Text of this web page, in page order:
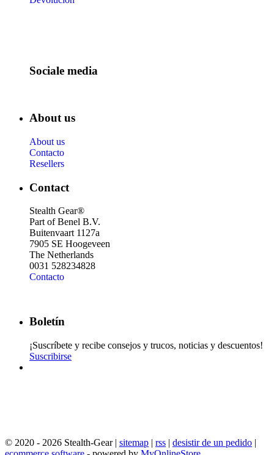
Sociale media
About us
About us
Contacto
Resellers
Contact
Stealth Gear®
Part of Benel B.V.
Buitenvaart 1127a
7905 SE Hoogeveen
The Netherlands
0031 528234828
Contacto
Boletín
¡Suscríbete y recibe consejos y trucos, noticias y descuentos!
Suscribirse
© 2020 - 2026 Stealth-Gear | sitemap | rss | desistir de un pedido |